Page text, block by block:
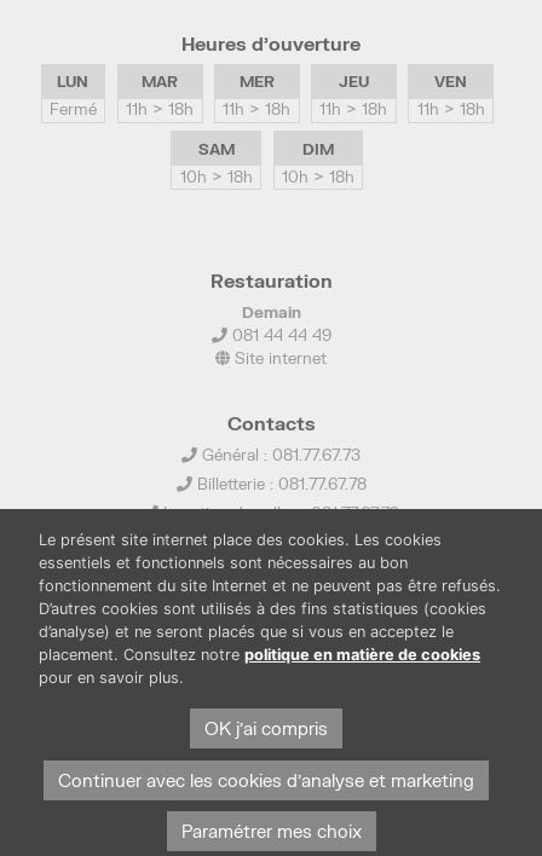
Heures d’ouverture
LUN
Fermé
MAR
11h > 18h
MER
11h > 18h
JEU
11h > 18h
VEN
11h > 18h
SAM
10h > 18h
DIM
10h > 18h
Restauration
Demain
081 44 44 49
Site internet
Contacts
Général : 081.77.67.73
Billetterie : 081.77.67.78
Location de salles : 081.77.67.79
info@ledelta.be
BOUTIQUE
Protection des données et cookies Mentions légales
Le présent site internet place des cookies. Les cookies
essentiels et fonctionnels sont nécessaires au bon
fonctionnement du site Internet et ne peuvent pas être refusés.
D’autres cookies sont utilisés à des fins statistiques (cookies
d’analyse) et ne seront placés que si vous en acceptez le
placement. Consultez notre politique en matière de cookies
pour en savoir plus.
OK j'ai compris
Continuer avec les cookies d'analyse et marketing
Paramétrer mes choix